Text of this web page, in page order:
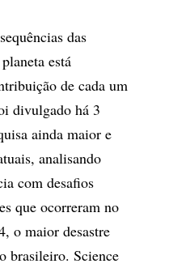
das
está
de cada um
divulgado há 3
ainda maior e
analisando
com desafios
que ocorreram no
o maior desastre
brasileiro. Science